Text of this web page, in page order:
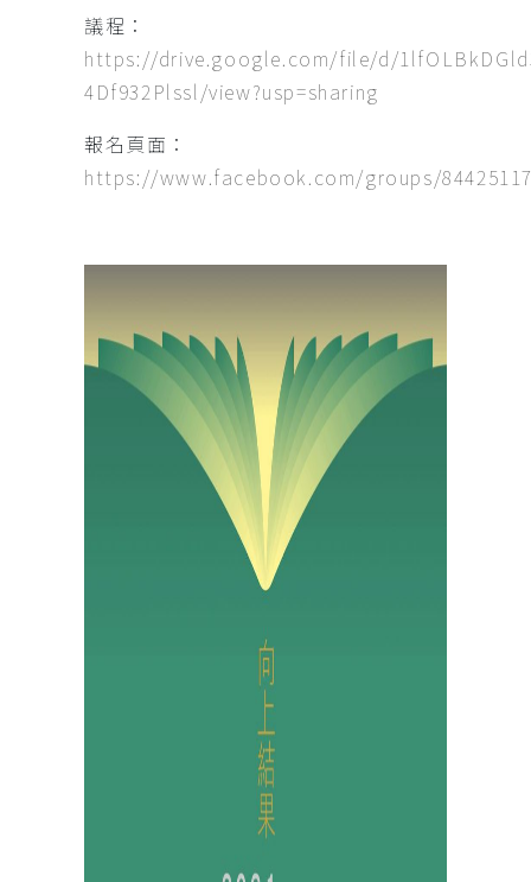
議程：
https://drive.google.com/file/d/
4Df932Plssl/view?usp=sharing
報名頁面：
https://www.facebook.com/groups/